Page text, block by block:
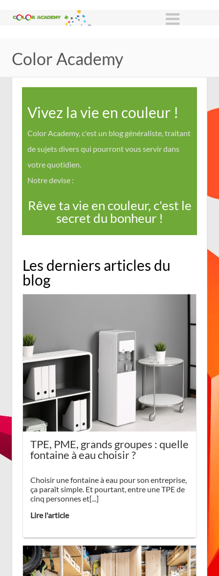
Color Academy
Vivez la vie en couleur !
Color Academy, c'est un blog généraliste, traitant
de sujets divers qui pourront vous servir dans
votre quotidien.
Notre devise :
Rêve ta vie en couleur, c'est le
secret du bonheur !
Les derniers articles du
blog
TPE, PME, grands groupes : quelle
fontaine à eau choisir ?
Choisir une fontaine à eau pour son entreprise,
ça paraît simple. Et pourtant, entre une TPE de
cinq personnes et[...]
Lire l'article